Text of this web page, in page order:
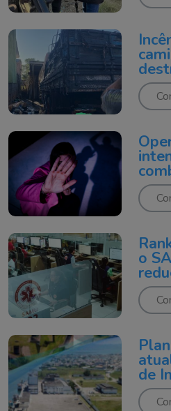
o
de